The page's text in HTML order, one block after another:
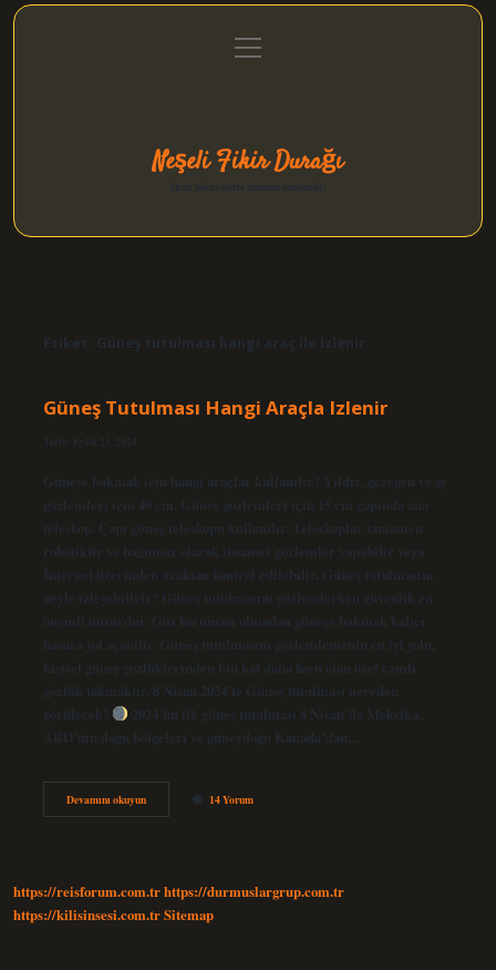
Gizlilik Politikası
menüyü
aç
Neşeli Fikir Durağı
Etiket: Güneş tutulması hangi araç ile izlenir
Güneş Tutulması Hangi Araçla Izlenir
Tarih: Eylül 23, 2024
Güneşe bakmak için hangi araçlar kullanılır? Yıldız, gezegen ve ay
gözlemleri için 40 cm. Güneş gözlemleri için 15 cm çapında ana
teleskop. Çapı güneş teleskopu kullanılır. Teleskoplar tamamen
robotiktir ve bağımsız olarak insansız gözlemler yapabilir veya
İnternet üzerinden uzaktan kontrol edilebilir. Güneş tutulmasını
neyle izleyebiliriz? Güneş tutulmasını gözlemlerken güvenlik en
önemli unsurdur. Göz koruması olmadan güneşe bakmak kalıcı
hasara yol açabilir. Güneş tutulmasını gözlemlemenin en iyi yolu,
kişisel güneş gözlüklerinden bin kat daha koyu olan özel camlı
gözlük takmaktır. 8 Nisan 2024’te Güneş tutulması nereden
görülecek?
2024’ün ilk güneş tutulması 8 Nisan’da Meksika,
ABD’nin doğu bölgeleri ve güneydoğu Kanada’dan…
Devamını okuyunGüneş
Tutulması
14 Yorum
https://reisforum.com.trhttps://durmuslargrup.com.tr
https://kilisinsesi.com.trSitemap